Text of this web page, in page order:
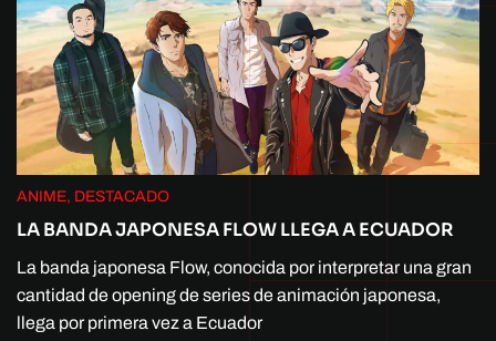
ANIME, DESTACADO
LA BANDA JAPONESA FLOW LLEGA A ECUADOR
La banda japonesa Flow, conocida por interpretar una gran
cantidad de opening de series de animación japonesa,
llega por primera vez a Ecuador